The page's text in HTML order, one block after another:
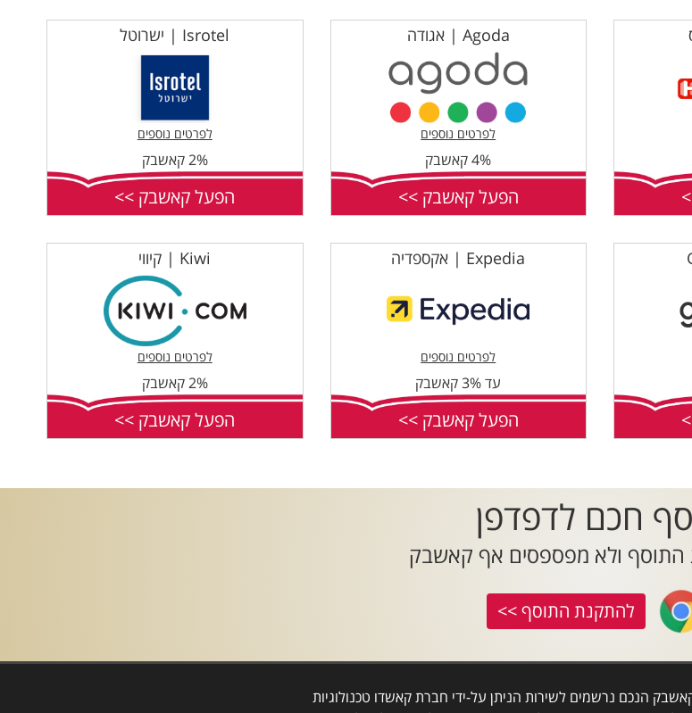
Agoda | אגודה
לפרטים נוספים
4% קאשבק
הפעל קאשבק >>
Isrotel | ישרוטל
לפרטים נוספים
2% קאשבק
הפעל קאשבק >>
Expedia | אקספדיה
לפרטים נוספים
עד 3% קאשבק
הפעל קאשבק >>
Kiwi | קיווי
לפרטים נוספים
2% קאשבק
הפעל קאשבק >>
חכם לדפדפן
התוסף ולא מפספסים אף קאשבק
להתקנת התוסף >>
הנכם נרשמים לשירות הניתן על-ידי חברת קאשדו טכנולוגיות